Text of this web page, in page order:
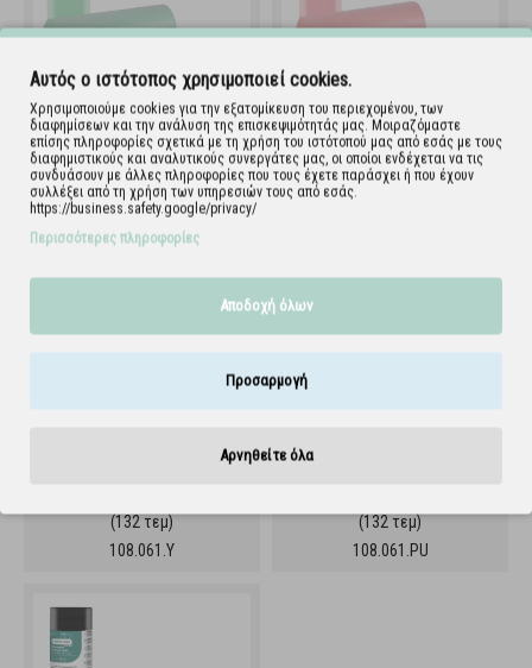
Οδοντ. Πετσέτα σε ρολό
Soft Care 29 x 38cm πράσινη
(132 τεμ)
108.061.SG
Οδοντ. Πετσέτα σε ρολό
Soft Care 29 x 38cm ροζ (132
τεμ)
108.061.SP
(132 τεμ)
108.061.Y
(132 τεμ)
108.061.PU
Αυτός ο ιστότοπος χρησιμοποιεί cookies.
Χρησιμοποιούμε cookies για την εξατομίκευση του περιεχομένου, των
διαφημίσεων και την ανάλυση της επισκεψιμότητάς μας. Μοιραζόμαστε
επίσης πληροφορίες σχετικά με τη χρήση του ιστότοπού μας από εσάς με τους
διαφημιστικούς και αναλυτικούς συνεργάτες μας, οι οποίοι ενδέχεται να τις
συνδυάσουν με άλλες πληροφορίες που τους έχετε παράσχει ή που έχουν
συλλέξει από τη χρήση των υπηρεσιών τους από εσάς.
https://business.safety.google/privacy/
Περισσότερες πληροφορίες
Αποδοχή όλων
Προσαρμογή
Αρνηθείτε όλα